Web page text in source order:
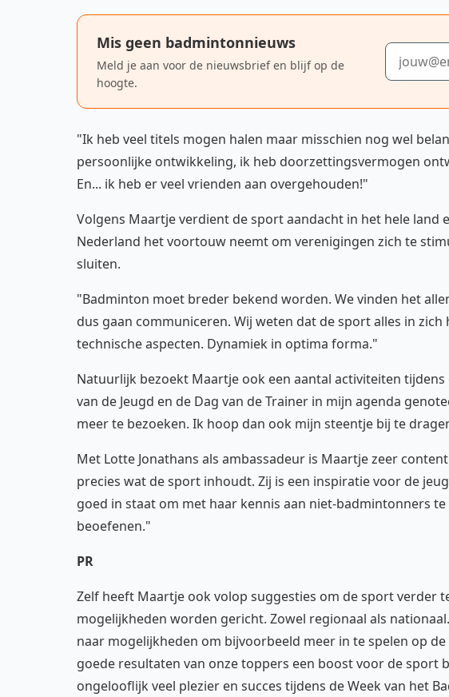
Mis geen badmintonnieuws
Meld je aan voor de nieuwsbrief en blijf op de
hoogte.
E-mailadres
"Ik heb veel titels mogen halen maar misschien nog wel
persoonlijke ontwikkeling, ik heb doorzettingsvermogen
En... ik heb er veel vrienden aan overgehouden!"
Volgens Maartje verdient de sport aandacht in het hele land
Nederland het voortouw neemt om verenigingen zich te
sluiten.
"Badminton moet breder bekend worden. We vinden het
dus gaan communiceren. Wij weten dat de sport alles in
technische aspecten. Dynamiek in optima forma."
Natuurlijk bezoekt Maartje ook een aantal activiteiten
van de Jeugd en de Dag van de Trainer in mijn agenda
meer te bezoeken. Ik hoop dan ook mijn steentje bij te
Met Lotte Jonathans als ambassadeur is Maartje zeer
precies wat de sport inhoudt. Zij is een inspiratie voor de
goed in staat om met haar kennis aan niet-badmintonners
beoefenen."
PR
Zelf heeft Maartje ook volop suggesties om de sport verder
mogelijkheden worden gericht. Zowel regionaal als
naar mogelijkheden om bijvoorbeeld meer in te spelen op
goede resultaten van onze toppers een boost voor de sport
ongelooflijk veel plezier en succes tijdens de Week van het